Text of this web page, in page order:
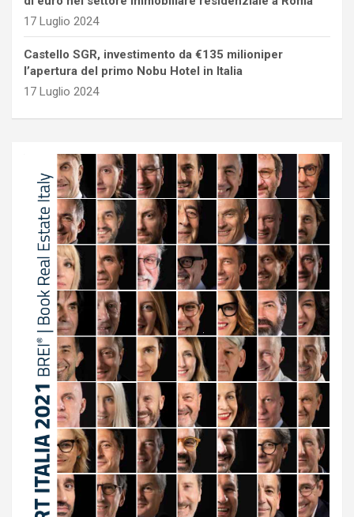
17 Luglio 2024
Castello SGR, investimento da €135 milioniper
l’apertura del primo Nobu Hotel in Italia
17 Luglio 2024